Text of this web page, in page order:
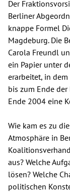
Der
Berliner
knappe Formel
Magdeburg. Die
Carola Freundl
ein Papier unter
erarbeitet, in
bis zum Ende
Ende 2004 eine
Wie kam es zu
Atmosphäre in
aus? Welche
lösen? Welche
politischen